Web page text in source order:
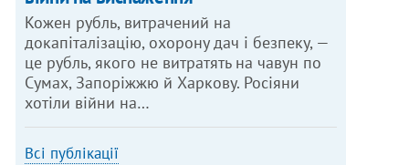
Кожен рубль, витрачений на
докапіталізацію, охорону дач і безпеку, —
це рубль, якого не витратять на чавун по
Сумах, Запоріжжю й Харкову. Росіяни
хотіли війни на…
Всі публікації